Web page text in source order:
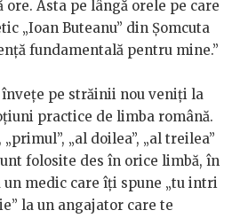
ore. Asta pe lângă orele pe care
„Ioan Buteanu” din Șomcuta
fundamentală pentru mine.”
pe străinii nou veniți la
practice de limba română.
„al doilea”, „al treilea”
folosite des în orice limbă, în
medic care îți spune „tu intri
la un angajator care te